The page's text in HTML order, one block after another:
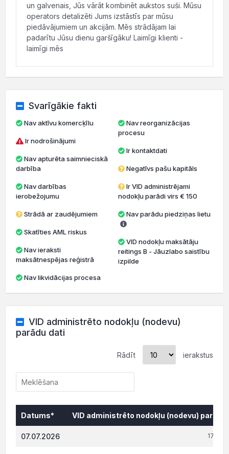
un galvenais, Jūs vārāt kombinēt aukstos suši. Mūsu
operators detalizēti Jums izstāstīs par mūsu
piedāvājumiem un akcijām. Mēs strādājam lai
padarītu Jūsu dienu garšīgāku! Laimīgi klienti -
laimīgi mēs
Svarīgākie fakti
Nav aktīvu komercķīlu
Ir nodrošinājumi
darbība
ierobežojumu
Strādā ar zaudējumiem
Skatīties AML riskus
maksātnespējas reģistrā
Nav likvidācijas procesa
Nav reorganizācijas
procesu
Ir kontaktdati
Negatīvs pašu kapitāls
Ir VID administrējami
nodokļu parādi virs € 150
Nav parādu piedziņas lietu
VID nodokļu maksātāju
reitings B - Jāuzlabo saistību
izpilde
VID administrēto nodokļu (nodevu)
parādu dati
Rādīt ierakstus
Datums*
VID administrēto nodokļu (nodevu)
Datums*
VID administrēto nodokļu (nodevu)
07.07.2026 17